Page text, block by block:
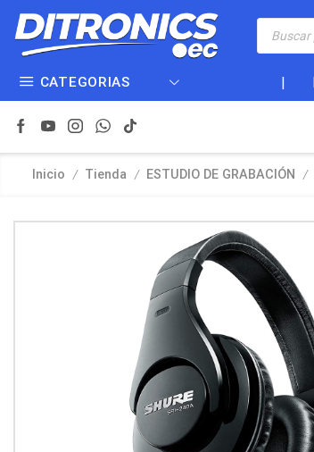
CATEGORIAS
Inicio / Tienda / ESTUDIO DE GRABACIÓN /